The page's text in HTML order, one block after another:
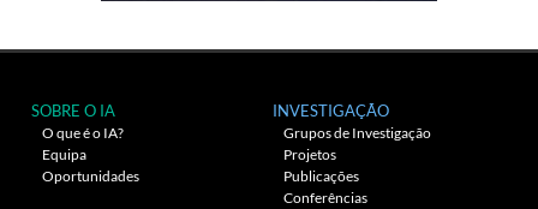
SOBRE O IA
O que é o IA?
Equipa
Oportunidades
INVESTIGAÇÃO
Grupos de Investigação
Projetos
Publicações
Conferências